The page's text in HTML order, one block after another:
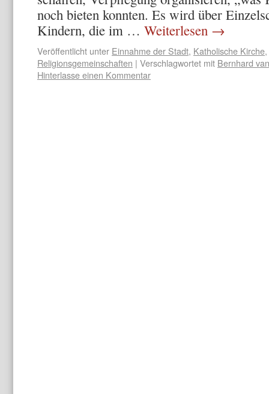
noch bieten konnten. Es wird über
Kindern, die im … Weiterlesen →
Veröffentlicht unter Einnahme der Stadt, Katholische Kirche,
Religionsgemeinschaften | Verschlagwortet mit Bernhard
Hinterlasse einen Kommentar